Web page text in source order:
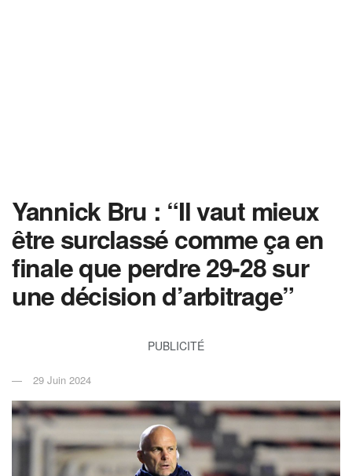
Yannick Bru : “Il vaut mieux
être surclassé comme ça en
finale que perdre 29-28 sur
une décision d’arbitrage”
PUBLICITÉ
29 Juin 2024